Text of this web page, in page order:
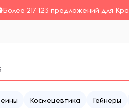
Более 217 123 предложений для
Космецевтика Гейнеры